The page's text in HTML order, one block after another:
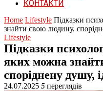
КОНТАКТИ
Home Lifestyle Підказки
знайти свою людину,
Lifestyle
Підказки
яких можна
споріднену душу,
24.07.2025 5 переглядів